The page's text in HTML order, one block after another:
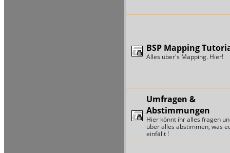
BSP Mapping
Alles über's Mapping. Hier!
Umfragen &
Abstimmungen
Hier könnt ihr alles fragen
über alles abstimmen, was
einfällt !